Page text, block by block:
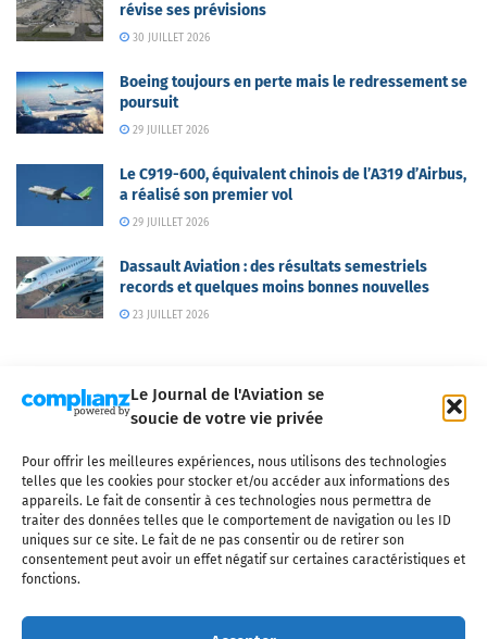
Le Journal de l'Aviation se
soucie de votre vie privée
Pour offrir les meilleures expériences, nous utilisons des technologies
telles que les cookies pour stocker et/ou accéder aux informations des
appareils. Le fait de consentir à ces technologies nous permettra de
traiter des données telles que le comportement de navigation ou les ID
uniques sur ce site. Le fait de ne pas consentir ou de retirer son
consentement peut avoir un effet négatif sur certaines caractéristiques et
fonctions.
révise ses prévisions
30 JUILLET 2026
Boeing toujours en perte mais le redressement se
poursuit
29 JUILLET 2026
Le C919-600, équivalent chinois de l’A319 d’Airbus,
a réalisé son premier vol
29 JUILLET 2026
Dassault Aviation : des résultats semestriels
records et quelques moins bonnes nouvelles
23 JUILLET 2026
Qui sommes-nous ? Nous contacter
Partenaires
Mentions légales
CGV Politique de confidentialité Cookies